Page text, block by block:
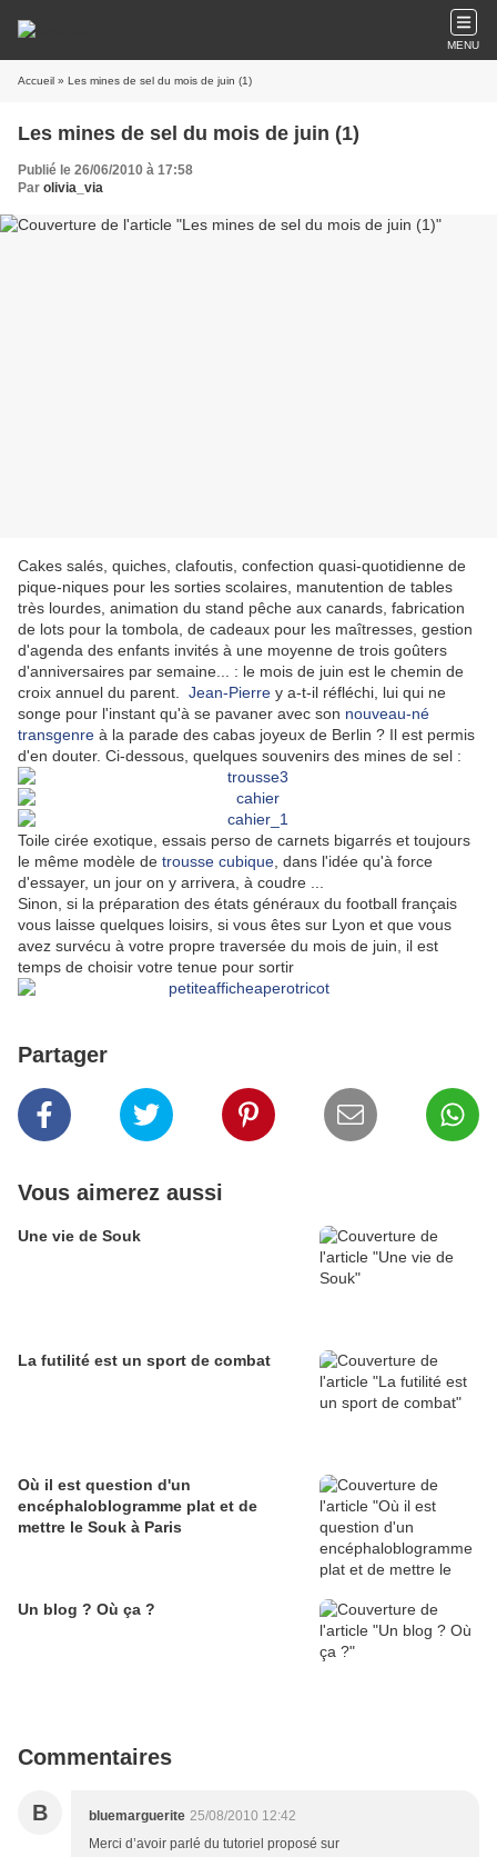
MENU
Accueil » Les mines de sel du mois de juin (1)
Les mines de sel du mois de juin (1)
Publié le 26/06/2010 à 17:58
Par olivia_via
Cakes salés, quiches, clafoutis, confection quasi-quotidienne de
pique-niques pour les sorties scolaires, manutention de tables
très lourdes, animation du stand pêche aux canards, fabrication
de lots pour la tombola, de cadeaux pour les maîtresses, gestion
d'agenda des enfants invités à une moyenne de trois goûters
d'anniversaires par semaine... : le mois de juin est le chemin de
croix annuel du parent. Jean-Pierre y a-t-il réfléchi, lui qui ne
songe pour l'instant qu'à se pavaner avec son nouveau-né
transgenre à la parade des cabas joyeux de Berlin ? Il est permis
d'en douter. Ci-dessous, quelques souvenirs des mines de sel :
Toile cirée exotique, essais perso de carnets bigarrés et toujours
le même modèle de trousse cubique , dans l'idée qu'à force
d'essayer, un jour on y arrivera, à coudre ...
Sinon, si la préparation des états généraux du football français
vous laisse quelques loisirs, si vous êtes sur Lyon et que vous
avez survécu à votre propre traversée du mois de juin, il est
temps de choisir votre tenue pour sortir
Partager
Vous aimerez aussi
Une vie de Souk
La futilité est un sport de combat
Où il est question d'un
encéphaloblogramme plat et de
mettre le Souk à Paris
Un blog ? Où ça ?
Commentaires
B bluemarguerite 25/08/2010 12:42
Merci d’avoir parlé du tutoriel proposé sur